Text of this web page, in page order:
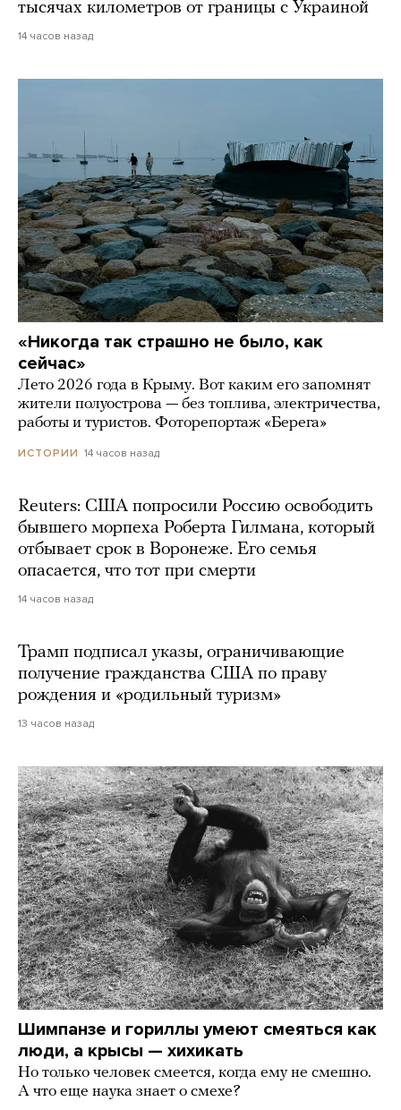
тысячах километров от границы с Украиной
14 часов назад
«Никогда так страшно не было, как
сейчас»
Лето 2026 года в Крыму. Вот каким его запомнят
жители полуострова — без топлива, электричества,
работы и туристов. Фоторепортаж «Берега»
ИСТОРИИ 14 часов назад
Reuters: США попросили Россию освободить
бывшего морпеха Роберта Гилмана, который
отбывает срок в Воронеже. Его семья
опасается, что тот при смерти
14 часов назад
Трамп подписал указы, ограничивающие
получение гражданства США по праву
рождения и «родильный туризм»
13 часов назад
Шимпанзе и гориллы умеют смеяться как
люди, а крысы — хихикать
Но только человек смеется, когда ему не смешно.
А что еще наука знает о смехе?